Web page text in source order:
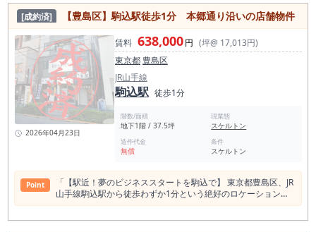
店数＞ 736店 食べログ調べ 和食 213店 居酒屋
198店 カフェ・喫茶店 88店 バー 88店 洋食・西洋
料理 75店 中華料理店 63店 アジア・エスニック 56店 ラー
メン 41店 カレー 31店 焼肉・ホルモン 20店 大塚駅の店舗賃料
相場情報（直近1年間） 平均坪単価 22,540円 最も高い坪
単価 83,333円 最低坪単価 8,651円 一番多い階 地上１
階 大塚駅の平均賃料相場年別推移（2021年〜2022年） 平均坪
単価 2022年 19,839円 2024年 23,870円 2023年 21,483円
2021年 22,433円 ＜大塚駅周辺スポット情報＞ 大塚バラロード
南大塚三丁目桜並木通り あさみ坂 豊島区立巣鴨公園 豊島区立
大塚台公園 東京都立文京高等学校 東福寺 豊島区立上池袋東公
園 萬劇場 全国経理教育協会 豊島区 東部区民事務所 南大塚ホー
ル 東京都立大塚病院 豊島区立総合体育場 大塚天祖神社 天祖神
社標柱 南大塚女子学生会館
[成約済] 【豊島区】駒込駅徒歩1分 本郷通り沿いの店舗物件
2026年04月23日
賃料 638,000円 (坪@ 17,013円)
東京都 豊島区
JR山手線
駒込駅 徒歩1分
階数/面積
地下1階 / 37.5坪
現業態
スケルトン
造作代金
無償
条件
スケルトン
Point
「【駅近！夢のビジネススタートを駒込で】 東京都豊島区、JR
山手線駒込駅から徒歩わずか1分という絶好のロケーションに
位置する店舗物件のご紹介です！ 本郷通り沿いで人通りも多